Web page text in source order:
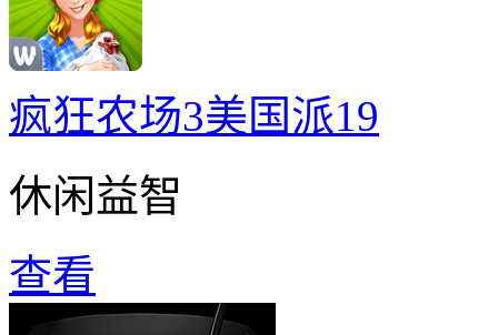
疯狂农场3美国派19
休闲益智
查看